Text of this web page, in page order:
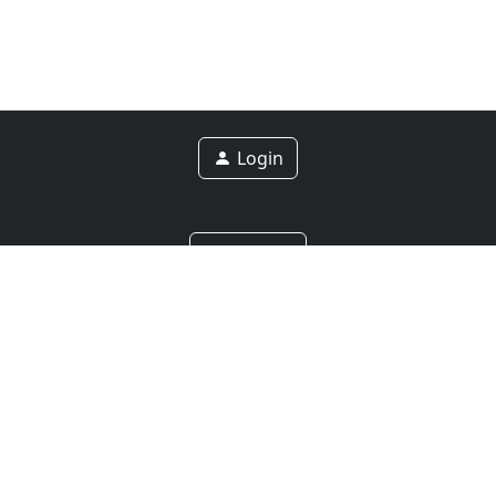
Login
Contact